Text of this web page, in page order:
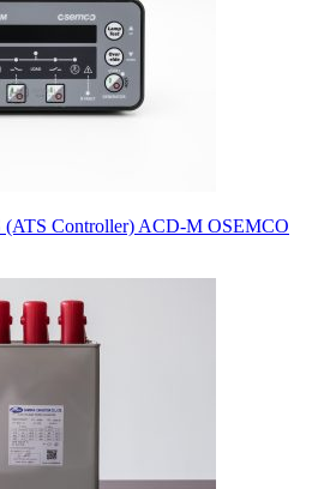
(ATS Controller) ACD-M OSEMCO